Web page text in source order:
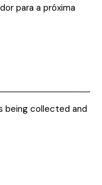
para a próxima
being collected and